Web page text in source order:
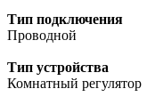
Тип подключения
Проводной
Тип устройства
Комнатный регулятор